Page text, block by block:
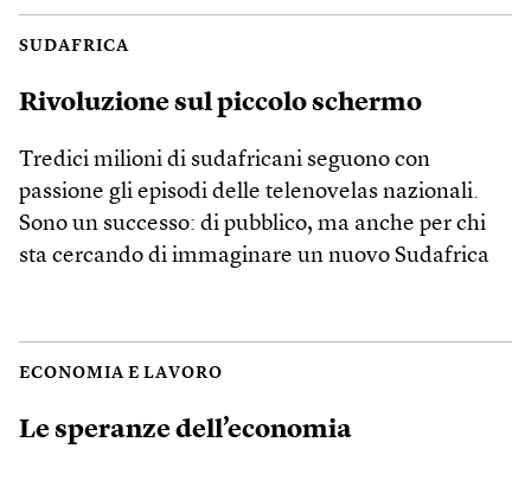
SUDAFRICA
Rivoluzione sul piccolo schermo
Tredici milioni di sudafricani seguono con
passione gli episodi delle telenovelas nazionali.
Sono un successo: di pubblico, ma anche per chi
sta cercando di immaginare un nuovo Sudafrica
ECONOMIA E LAVORO
Le speranze dell’economia